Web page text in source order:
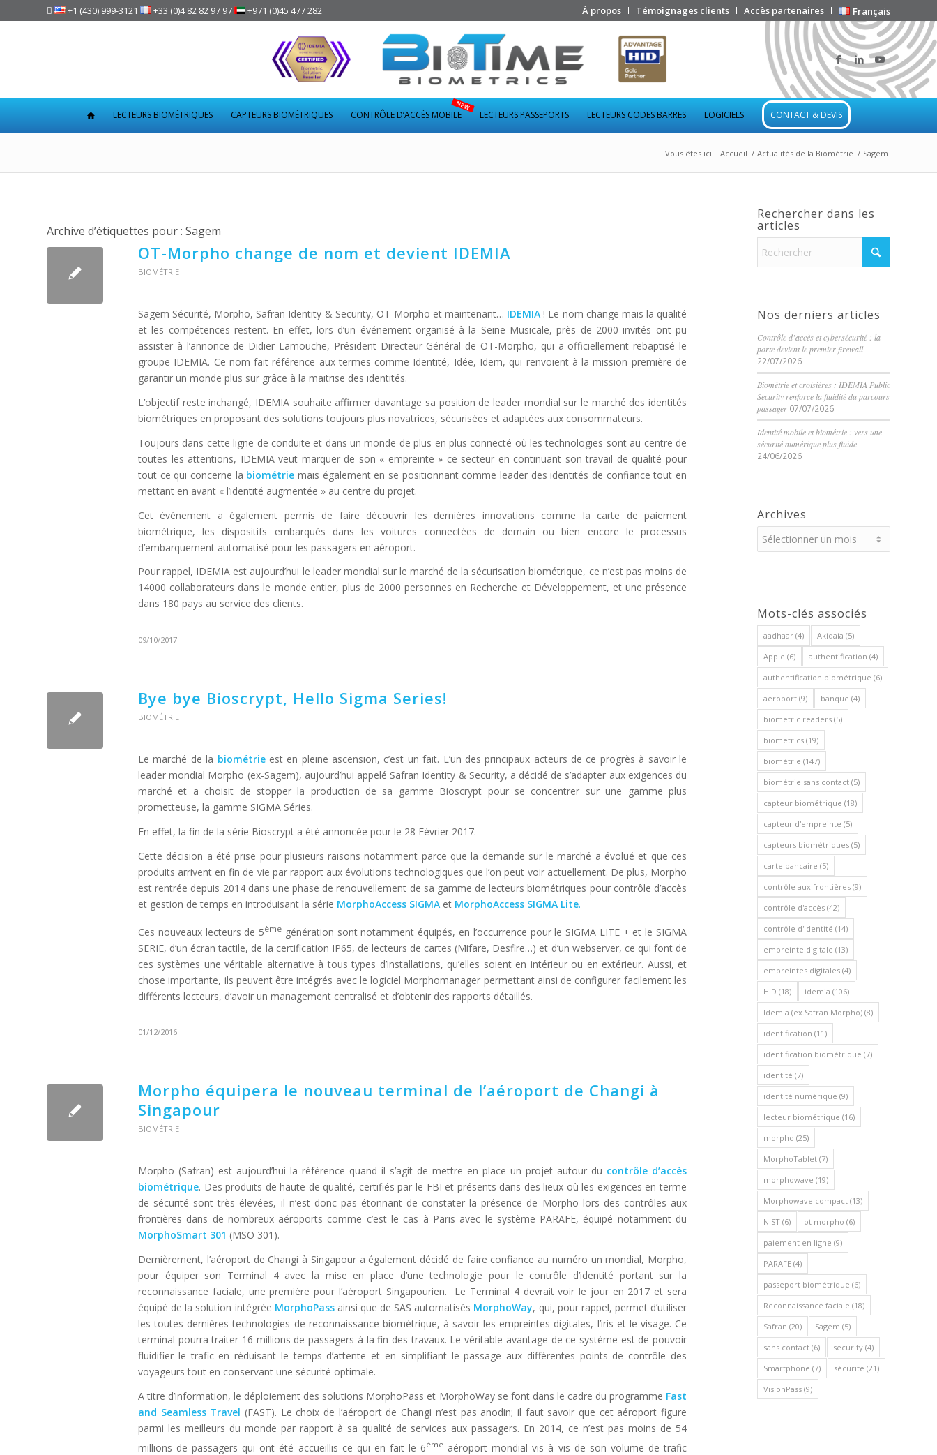
À propos Témoignages clients Accès partenaires Français
 +1 (430) 999-3121 +33 (0)4 82 82 97 97 +971 (0)45 477 282
LECTEURS BIOMÉTRIQUES CAPTEURS BIOMÉTRIQUES CONTRÔLE D’ACCÈS MOBILE LECTEURS PASSEPORTS LECTEURS CODES BARRES LOGICIELS CONTACT & DEVIS
Vous êtes ici : Accueil / Actualités de la Biométrie / Sagem
Archive d’étiquettes pour : Sagem
OT-Morpho change de nom et devient IDEMIA
BIOMÉTRIE
Sagem Sécurité, Morpho, Safran Identity & Security, OT-Morpho et maintenant… IDEMIA ! Le nom change mais la qualité
et les compétences restent. En effet, lors d’un événement organisé à la Seine Musicale, près de 2000 invités ont pu
assister à l’annonce de Didier Lamouche, Président Directeur Général de OT-Morpho, qui a officiellement rebaptisé le
groupe IDEMIA. Ce nom fait référence aux termes comme Identité, Idée, Idem, qui renvoient à la mission première de
garantir un monde plus sur grâce à la maitrise des identités.
L’objectif reste inchangé, IDEMIA souhaite affirmer davantage sa position de leader mondial sur le marché des identités
biométriques en proposant des solutions toujours plus novatrices, sécurisées et adaptées aux consommateurs.
Toujours dans cette ligne de conduite et dans un monde de plus en plus connecté où les technologies sont au centre de
toutes les attentions, IDEMIA veut marquer de son « empreinte » ce secteur en continuant son travail de qualité pour
tout ce qui concerne la biométrie mais également en se positionnant comme leader des identités de confiance tout en
mettant en avant « l’identité augmentée » au centre du projet.
Cet événement a également permis de faire découvrir les dernières innovations comme la carte de paiement
biométrique, les dispositifs embarqués dans les voitures connectées de demain ou bien encore le processus
d’embarquement automatisé pour les passagers en aéroport.
Pour rappel, IDEMIA est aujourd’hui le leader mondial sur le marché de la sécurisation biométrique, ce n’est pas moins de
14000 collaborateurs dans le monde entier, plus de 2000 personnes en Recherche et Développement, et une présence
dans 180 pays au service des clients.
09/10/2017
Bye bye Bioscrypt, Hello Sigma Series!
BIOMÉTRIE
Le marché de la biométrieest en pleine ascension, c’est un fait. L’un des principaux acteurs de ce progrès à savoir le
leader mondial Morpho (ex-Sagem), aujourd’hui appelé Safran Identity & Security, a décidé de s’adapter aux exigences du
marché et a choisit de stopper la production de sa gamme Bioscrypt pour se concentrer sur une gamme plus
prometteuse, la gamme SIGMA Séries.
En effet, la fin de la série Bioscrypt a été annoncée pour le 28 Février 2017.
Cette décision a été prise pour plusieurs raisons notamment parce que la demande sur le marché a évolué et que ces
produits arrivent en fin de vie par rapport aux évolutions technologiques que l’on peut voir actuellement. De plus, Morpho
est rentrée depuis 2014 dans une phase de renouvellement de sa gamme de lecteurs biométriques pour contrôle d’accès
et gestion de temps en introduisant la série MorphoAccess SIGMA et MorphoAccess SIGMA Lite.
Ces nouveaux lecteurs de 5ème génération sont notamment équipés, en l’occurrence pour le SIGMA LITE + et le SIGMA
SERIE, d’un écran tactile, de la certification IP65, de lecteurs de cartes (Mifare, Desfire…) et d’un webserver, ce qui font de
ces systèmes une véritable alternative à tous types d’installations, qu’elles soient en intérieur ou en extérieur. Aussi, et
chose importante, ils peuvent être intégrés avec le logiciel Morphomanager permettant ainsi de configurer facilement les
différents lecteurs, d’avoir un management centralisé et d’obtenir des rapports détaillés.
01/12/2016
Morpho équipera le nouveau terminal de l’aéroport de Changi à
Singapour
BIOMÉTRIE
Morpho (Safran) est aujourd’hui la référence quand il s’agit de mettre en place un projet autour du contrôle d’accès
biométrique. Des produits de haute de qualité, certifiés par le FBI et présents dans des lieux où les exigences en terme
de sécurité sont très élevées, il n’est donc pas étonnant de constater la présence de Morpho lors des contrôles aux
frontières dans de nombreux aéroports comme c’est le cas à Paris avec le système PARAFE, équipé notamment du
MorphoSmart 301 (MSO 301).
Dernièrement, l’aéroport de Changi à Singapour a également décidé de faire confiance au numéro un mondial, Morpho,
pour équiper son Terminal 4 avec la mise en place d’une technologie pour le contrôle d’identité portant sur la
reconnaissance faciale, une première pour l’aéroport Singapourien. Le Terminal 4 devrait voir le jour en 2017 et sera
équipé de la solution intégrée MorphoPassainsi que de SAS automatisés MorphoWay, qui, pour rappel, permet d’utiliser
les toutes dernières technologies de reconnaissance biométrique, à savoir les empreintes digitales, l’iris et le visage. Ce
terminal pourra traiter 16 millions de passagers à la fin des travaux. Le véritable avantage de ce système est de pouvoir
fluidifier le trafic en réduisant le temps d’attente et en simplifiant le passage aux différentes points de contrôle des
voyageurs tout en conservant une sécurité optimale.
A titre d’information, le déploiement des solutions MorphoPass et MorphoWay se font dans le cadre du programme Fast
and Seamless Travel (FAST). Le choix de l’aéroport de Changi n’est pas anodin; il faut savoir que cet aéroport figure
parmi les meilleurs du monde par rapport à sa qualité de services aux passagers. En 2014, ce n’est pas moins de 54
millions de passagers qui ont été accueillis ce qui en fait le 6ème aéroport mondial vis à vis de son volume de trafic
Rechercher dans les
articles
Nos derniers articles
Contrôle d’accès et cybersécurité : la
porte devient le premier firewall
22/07/2026
Biométrie et croisières : IDEMIA Public
Security renforce la fluidité du parcours
passager 07/07/2026
Identité mobile et biométrie : vers une
sécurité numérique plus fluide
24/06/2026
Archives
Mots-clés associés
aadhaar (4) Akidaia (5)
Apple (6) authentification (4)
authentification biométrique (6)
aéroport (9) banque (4)
biometric readers (5)
biometrics (19)
biométrie (147)
biométrie sans contact (5)
capteur biométrique (18)
capteur d'empreinte (5)
capteurs biométriques (5)
carte bancaire (5)
contrôle aux frontières (9)
contrôle d'accès (42)
contrôle d'identité (14)
empreinte digitale (13)
empreintes digitales (4)
HID (18) idemia (106)
Idemia (ex.Safran Morpho) (8)
identification (11)
identification biométrique (7)
identité (7)
identité numérique (9)
lecteur biométrique (16)
morpho (25)
MorphoTablet (7)
morphowave (19)
Morphowave compact (13)
NIST (6) ot morpho (6)
paiement en ligne (9)
PARAFE (4)
passeport biométrique (6)
Reconnaissance faciale (18)
Safran (20) Sagem (5)
sans contact (6) security (4)
Smartphone (7) sécurité (21)
VisionPass (9)